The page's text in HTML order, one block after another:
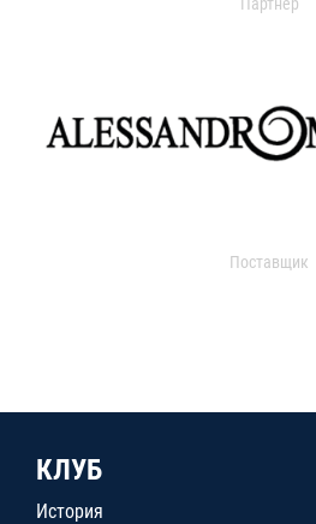
Поставщик
КЛУБ
История